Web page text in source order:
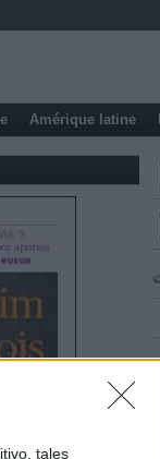
tales
Amérique latine